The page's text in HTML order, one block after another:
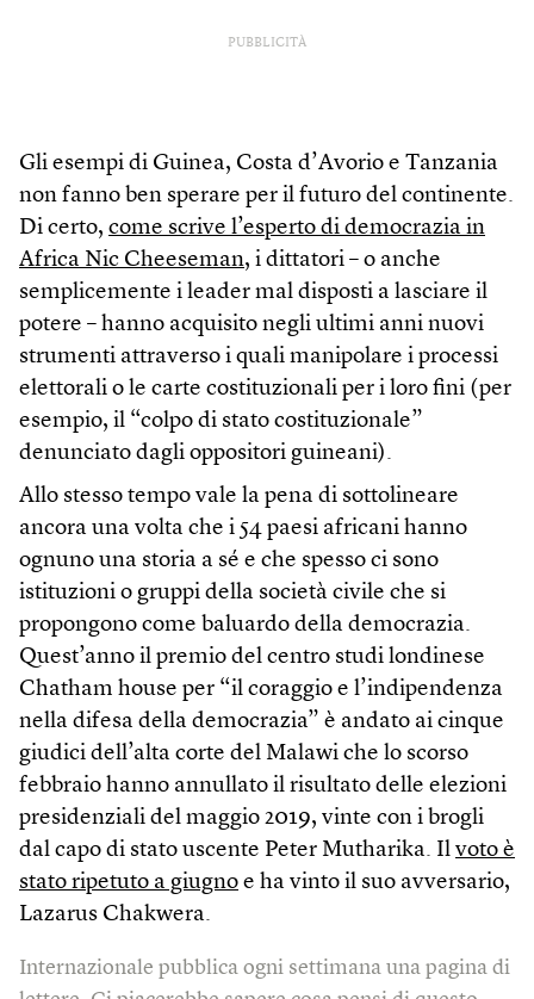
PUBBLICITÀ
Gli esempi di Guinea, Costa d’Avorio e Tanzania
non fanno ben sperare per il futuro del continente.
Di certo, come scrive l’esperto di democrazia in
Africa Nic Cheeseman, i dittatori – o anche
semplicemente i leader mal disposti a lasciare il
potere – hanno acquisito negli ultimi anni nuovi
strumenti attraverso i quali manipolare i processi
elettorali o le carte costituzionali per i loro fini (per
esempio, il “colpo di stato costituzionale”
denunciato dagli oppositori guineani).
Allo stesso tempo vale la pena di sottolineare
ancora una volta che i 54 paesi africani hanno
ognuno una storia a sé e che spesso ci sono
istituzioni o gruppi della società civile che si
propongono come baluardo della democrazia.
Quest’anno il premio del centro studi londinese
Chatham house per “il coraggio e l’indipendenza
nella difesa della democrazia” è andato ai cinque
giudici dell’alta corte del Malawi che lo scorso
febbraio hanno annullato il risultato delle elezioni
presidenziali del maggio 2019, vinte con i brogli
dal capo di stato uscente Peter Mutharika. Il voto è
stato ripetuto a giugno e ha vinto il suo avversario,
Lazarus Chakwera.
Internazionale pubblica ogni settimana una pagina di